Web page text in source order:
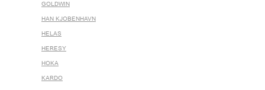
GOLDWIN
HAN KJOBENHAVN
HELAS
HERESY
HOKA
KARDO